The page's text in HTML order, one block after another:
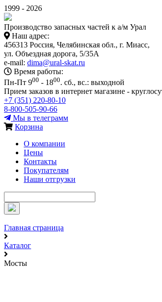
1999 - 2026
Производство запасных частей к а/м Урал
Наш адрес:
456313 Россия, Челябинская обл., г. Миасс,
ул. Объездная дорога, 5/35А
e-mail: dima@ural-skat.ru
Время работы:
Пн-Пт 900 - 1800. сб., вс.: выходной
Прием заказов в интернет магазине -
+7 (351) 220-80-10
8-800-505-90-66
Мы в телеграмм
Корзина
О компании
Цены
Контакты
Покупателям
Наши отгрузки
Главная страница
Каталог
Мосты